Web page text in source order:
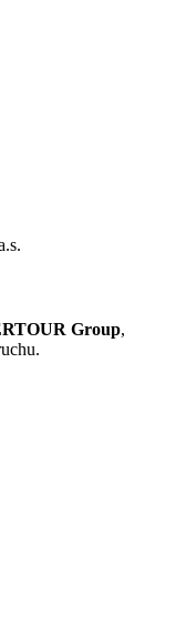
s WC, minibar, TV,
jsou možné v pokoji
možné v pokoji s
Group,